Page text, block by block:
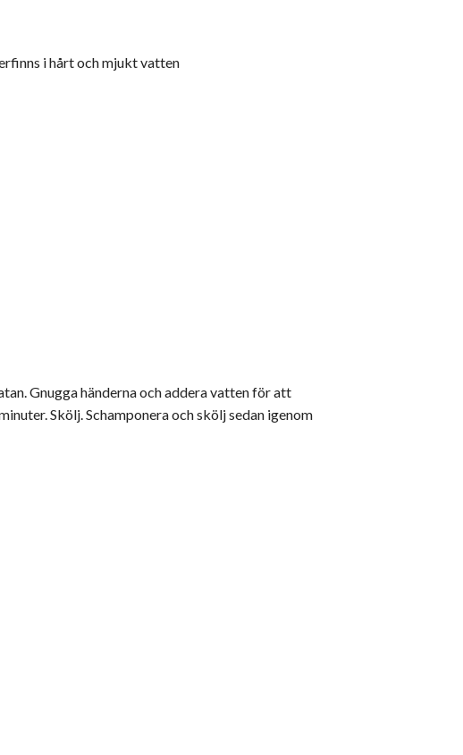
i hårt och mjukt vatten
Gnugga händerna och addera vatten för att
Skölj. Schamponera och skölj sedan igenom